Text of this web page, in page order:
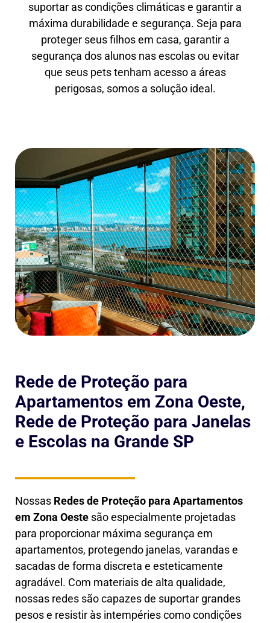
suportar as condições climáticas e garantir a
máxima durabilidade e segurança. Seja para
proteger seus filhos em casa, garantir a
segurança dos alunos nas escolas ou evitar
que seus pets tenham acesso a áreas
perigosas, somos a solução ideal.
Rede de Proteção para
Apartamentos em Zona Oeste,
Rede de Proteção para Janelas
e Escolas na Grande SP
Nossas Redes de Proteção para Apartamentos
em Zona Oeste são especialmente projetadas
para proporcionar máxima segurança em
apartamentos, protegendo janelas, varandas e
sacadas de forma discreta e esteticamente
agradável. Com materiais de alta qualidade,
nossas redes são capazes de suportar grandes
pesos e resistir às intempéries como condições